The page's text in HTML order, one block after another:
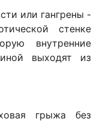
или гангрены -
стенке
внутренние
выходят из
грыжа без